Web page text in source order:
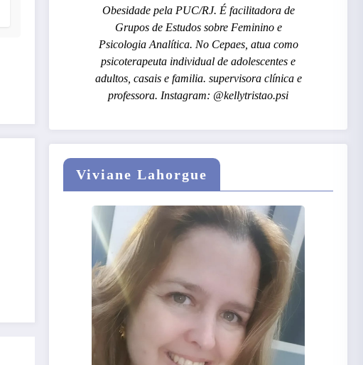
Obesidade pela PUC/RJ. É facilitadora de
Grupos de Estudos sobre Feminino e
Psicologia Analítica. No Cepaes, atua como
psicoterapeuta individual de adolescentes e
adultos, casais e familia. supervisora clínica e
professora. Instagram: @kellytristao.psi
Viviane Lahorgue